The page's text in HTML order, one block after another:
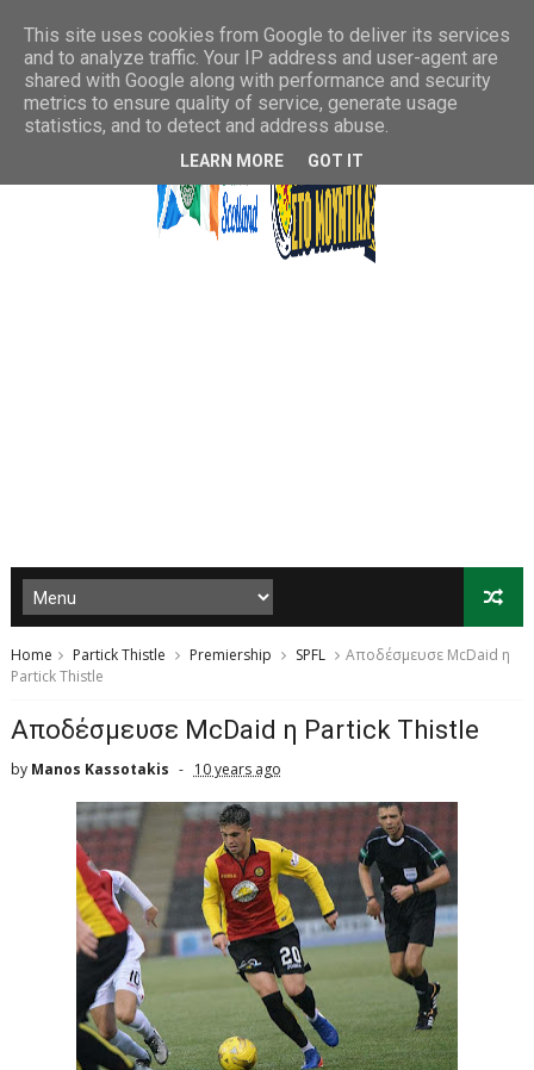
Home Partick Thistle Premiership SPFL
Αποδέσμευσε McDaid η
Partick Thistle
Αποδέσμευσε McDaid η Partick Thistle
by Manos Kassotakis 10 years ago
This site uses cookies from Google to deliver its services
and to analyze traffic. Your IP address and user-agent are
shared with Google along with performance and security
metrics to ensure quality of service, generate usage
statistics, and to detect and address abuse.
LEARN MORE GOT IT